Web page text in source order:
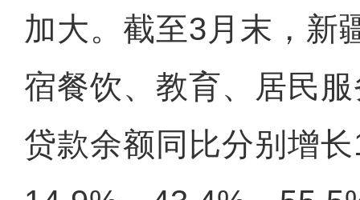
加大。截至3月末，新
宿餐饮、教育、居民
贷款余额同比分别增